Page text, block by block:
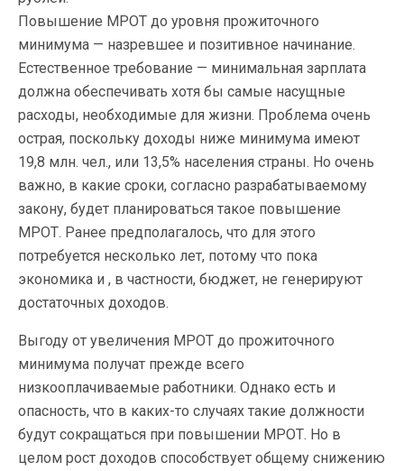
Повышение МРОТ до уровня прожиточного
минимума — назревшее и позитивное начинание.
Естественное требование — минимальная зарплата
должна обеспечивать хотя бы самые насущные
расходы, необходимые для жизни. Проблема очень
острая, поскольку доходы ниже минимума имеют
19,8 млн. чел., или 13,5% населения страны. Но очень
важно, в какие сроки, согласно разрабатываемому
закону, будет планироваться такое повышение
МРОТ. Ранее предполагалось, что для этого
потребуется несколько лет, потому что пока
экономика и , в частности, бюджет, не генерируют
достаточных доходов.
Выгоду от увеличения МРОТ до прожиточного
минимума получат прежде всего
низкооплачиваемые работники. Однако есть и
опасность, что в каких-то случаях такие должности
будут сокращаться при повышении МРОТ. Но в
целом рост доходов способствует общему снижению